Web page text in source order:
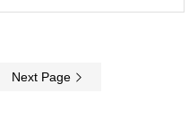
Next Page